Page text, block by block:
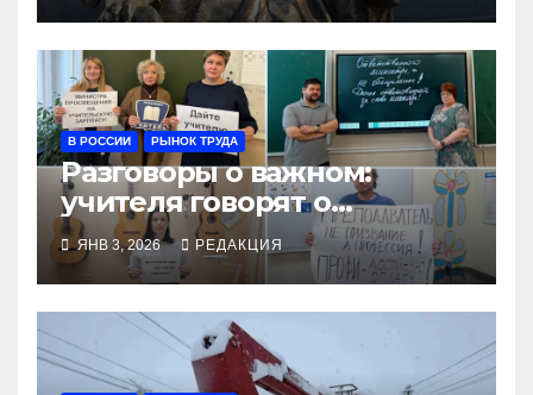
В РОССИИ РЫНОК ТРУДА
Разговоры о важном:
учителя говорят о
трудовых правах
ЯНВ 3, 2026 РЕДАКЦИЯ